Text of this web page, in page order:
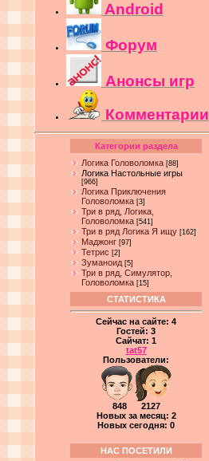
Android
Форум
Анонсы игр
Комментарии
Категории раздела
Логика Головоломка [88]
Логика Настольные игры
[966]
Логика Приключения
Головоломка [3]
Три в ряд, Логика,
Головоломка [541]
Три в ряд Логика Я ищу [162]
Маджонг [97]
Тетрис [2]
Зуманоид [5]
Три в ряд, Симулятор,
Головоломка [15]
СТАТИСТИКА
Сейчас на сайте: 4
Гостей: 3
Сайчат: 1
tat57
Пользователи:
848 2127
Новых за месяц: 2
Новых сегодня: 0
НАС ПОСЕТИЛИ